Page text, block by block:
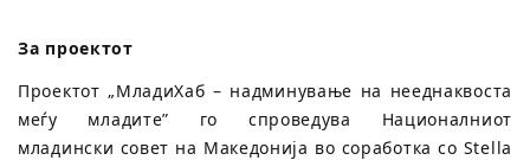
За проектот
Проектот „МладиХаб – надминување на нееднаквоста
меѓу младите” го спроведува Националниот
младински совет на Македонија во соработка со Stella